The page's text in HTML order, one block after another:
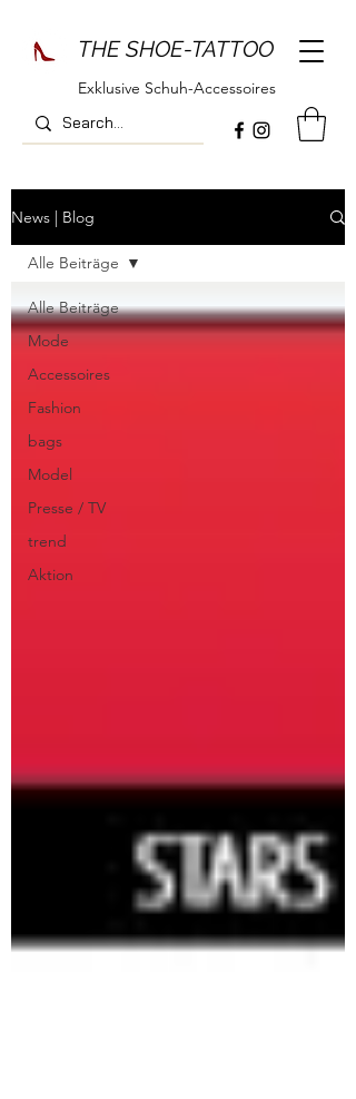
THE SHOE-TATTOO
Exklusive Schuh-Accessoires
News | Blog
Alle Beiträge
Mode
Accessoires
Fashion
bags
Model
Presse / TV
trend
Aktion
Alle Beiträge